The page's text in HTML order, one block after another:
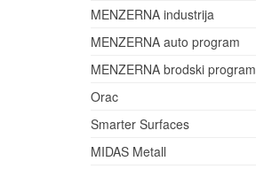
MENZERNA industrija
MENZERNA auto program
MENZERNA brodski program
Orac
Smarter Surfaces
MIDAS Metall